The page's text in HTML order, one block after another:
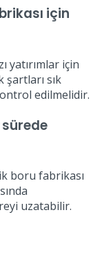
için
yatırımlar için
şartları sık
edilmelidir.
boru fabrikası
uzatabilir.